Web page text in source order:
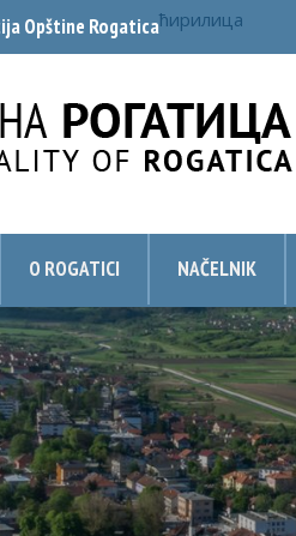
Opštine Rogaticaћирилица
O ROGATICI NAČELNIK